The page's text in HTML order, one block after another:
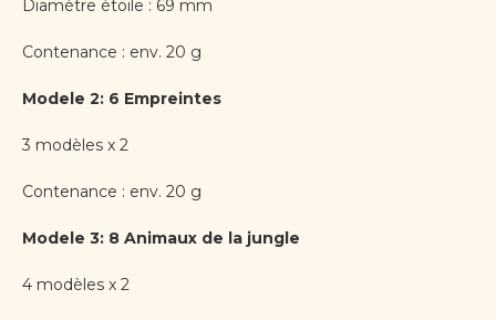
Diamètre étoile : 69 mm
Contenance : env. 20 g
Modele 2: 6 Empreintes
3 modèles x 2
Contenance : env. 20 g
Modele 3: 8 Animaux de la jungle
4 modèles x 2